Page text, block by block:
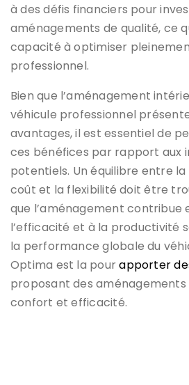
à des défis financiers pour
aménagements de qualité, ce
capacité à optimiser
professionnel.
Bien que l’aménagement
véhicule professionnel
avantages, il est essentiel de
ces bénéfices par rapport aux
potentiels. Un équilibre entre
coût et la flexibilité doit être
que l’aménagement
l’efficacité et à la productivité
la performance globale du
Optima est la pourapporter
proposant des
confort et efficacité.